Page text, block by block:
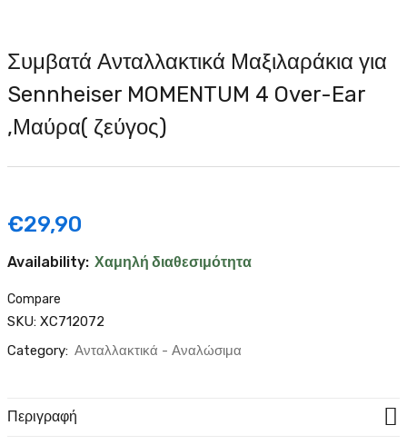
Συμβατά Ανταλλακτικά Μαξιλαράκια για
Sennheiser MOMENTUM 4 Over-Ear
,Μαύρα( ζεύγος)
€29,90
Availability: Χαμηλή διαθεσιμότητα
Compare
SKU: XC712072
Category: Ανταλλακτικά - Αναλώσιμα
Περιγραφή